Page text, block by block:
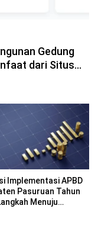
Gedung
dari Situs
Implementasi APBD
Pasuruan Tahun
Menuju